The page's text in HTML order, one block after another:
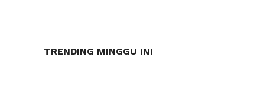
TRENDING MINGGU INI